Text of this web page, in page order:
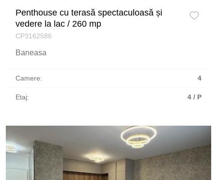
Penthouse cu terasă spectaculoasă și
vedere la lac / 260 mp
CP3162586
Baneasa
Camere: 4
Etaj: 4 / P